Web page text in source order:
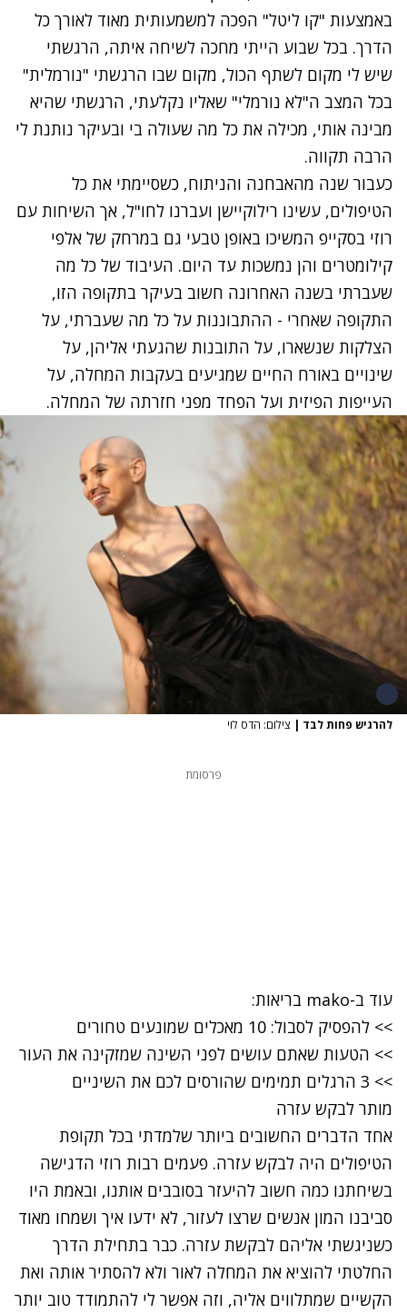
באמצעות "קו ליטל" הפכה למשמעותית מאוד לאורך כל
הדרך. בכל שבוע הייתי מחכה לשיחה איתה, הרגשתי
שיש לי מקום לשתף הכול, מקום שבו הרגשתי "נורמלית"
בכל המצב ה"לא נורמלי" שאליו נקלעתי, הרגשתי שהיא
מבינה אותי, מכילה את כל מה שעולה בי ובעיקר נותנת לי
הרבה תקווה.
כעבור שנה מהאבחנה והניתוח, כשסיימתי את כל
הטיפולים, עשינו רילוקיישן ועברנו לחו"ל, אך השיחות עם
רוזי בסקייפ המשיכו באופן טבעי גם במרחק של אלפי
קילומטרים והן נמשכות עד היום. העיבוד של כל מה
שעברתי בשנה האחרונה חשוב בעיקר בתקופה הזו,
התקופה שאחרי - ההתבוננות על כל מה שעברתי, על
הצלקות שנשארו, על התובנות שהגעתי אליהן, על
שינויים באורח החיים שמגיעים בעקבות המחלה, על
העייפות הפיזית ועל הפחד מפני חזרתה של המחלה.
להרגיש פחות לבד | צילום: הדס לוי
פרסומת
עוד ב-mako בריאות
:
>> להפסיק לסבול: 10 מאכלים שמונעים טחורים
>> הטעות שאתם עושים לפני השינה שמזקינה את העור
>> 3 הרגלים תמימים שהורסים לכם את השיניים
מותר לבקש עזרה
אחד הדברים החשובים ביותר שלמדתי בכל תקופת
הטיפולים היה לבקש עזרה. פעמים רבות רוזי הדגישה
בשיחתנו כמה חשוב להיעזר בסובבים אותנו, ובאמת היו
סביבנו המון אנשים שרצו לעזור, לא ידעו איך ושמחו מאוד
כשניגשתי אליהם לבקשת עזרה. כבר בתחילת הדרך
החלטתי להוציא את המחלה לאור ולא להסתיר אותה ואת
הקשיים שמתלווים אליה, וזה אפשר לי להתמודד טוב יותר